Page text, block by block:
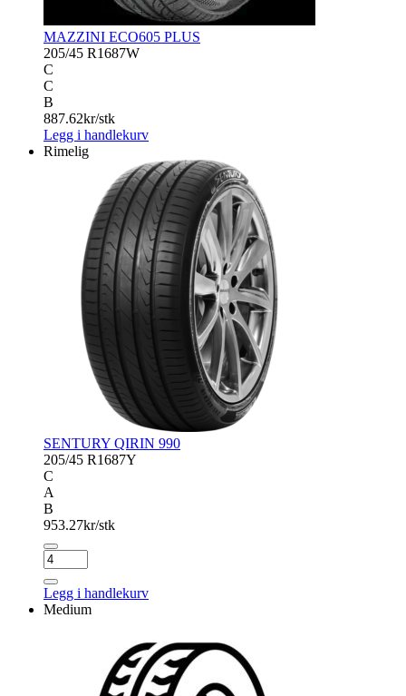
MAZZINI ECO605 PLUS
205/45 R1687W
C
C
B
887.62kr/stk
Legg i handlekurv
Rimelig
SENTURY QIRIN 990
205/45 R1687Y
C
A
B
953.27kr/stk
SENTURY
QIRIN
990
antall
Legg i handlekurv
Medium